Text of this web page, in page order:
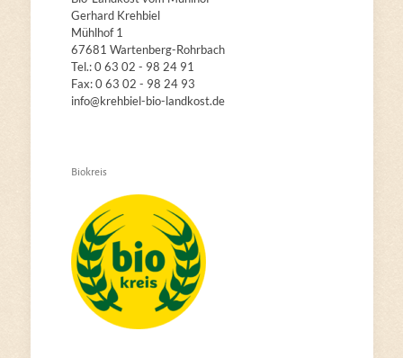
Gerhard Krehbiel
Mühlhof 1
67681 Wartenberg-Rohrbach
Tel.: 0 63 02 - 98 24 91
Fax: 0 63 02 - 98 24 93
info@krehbiel-bio-landkost.de
Biokreis